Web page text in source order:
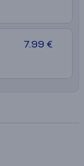
7.99 €